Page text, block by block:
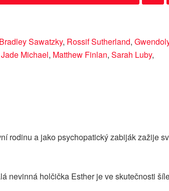
Bradley Sawatzky, Rossif Sutherland,
Jade Michael, Matthew Finlan, Sarah Luby,
rodinu a jako psychopatický zabiják zažije
nevinná holčička Esther je ve skutečnosti